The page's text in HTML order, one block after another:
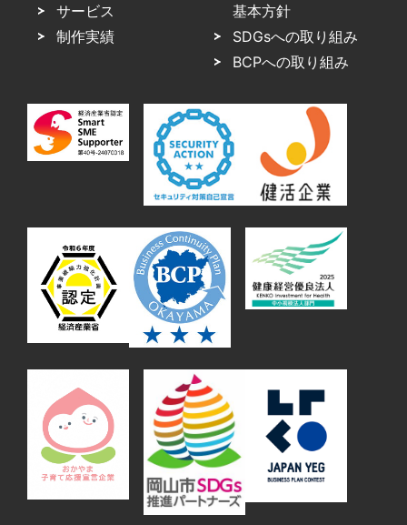
サービス
制作実績
基本方針
SDGsへの取り組み
BCPへの取り組み